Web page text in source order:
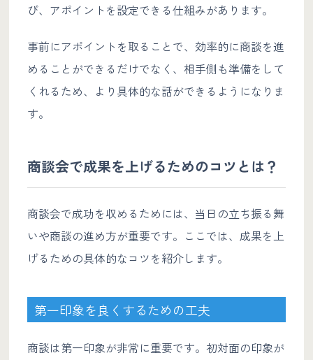
び、アポイントを設定できる仕組みがあります。
事前にアポイントを取ることで、効率的に商談を進
めることができるだけでなく、相手側も準備をして
くれるため、より具体的な話ができるようになりま
す。
商談会で成果を上げるためのコツとは？
商談会で成功を収めるためには、当日の立ち振る舞
いや商談の進め方が重要です。ここでは、成果を上
げるための具体的なコツを紹介します。
第一印象を良くするための工夫
商談は第一印象が非常に重要です。初対面の印象が